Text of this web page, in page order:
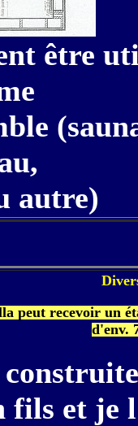
être
autre)
peut recevoir un
d'env.
fils et je